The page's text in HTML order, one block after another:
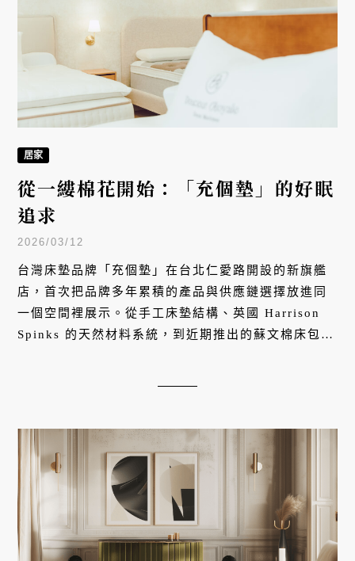
居家
從一縷棉花開始：「充個墊」的好眠
追求
2026/03/12
台灣床墊品牌「充個墊」在台北仁愛路開設的新旗艦
店，首次把品牌多年累積的產品與供應鏈選擇放進同
一個空間裡展示。從手工床墊結構、英國 Harrison
Spinks 的天然材料系統，到近期推出的蘇文棉床包與
只存在於少量服裝領域的棉料，引入日常寢具之中。